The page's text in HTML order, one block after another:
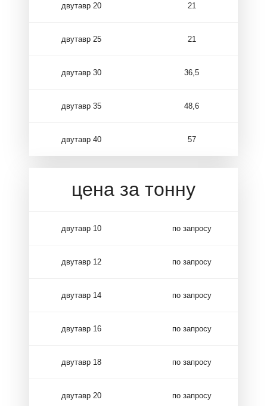
двутавр 20 21
двутавр 25 21
двутавр 30 36,5
двутавр 35 48,6
двутавр 40 57
цена за тонну
двутавр 10 по запросу
двутавр 12 по запросу
двутавр 14 по запросу
двутавр 16 по запросу
двутавр 18 по запросу
двутавр 20 по запросу